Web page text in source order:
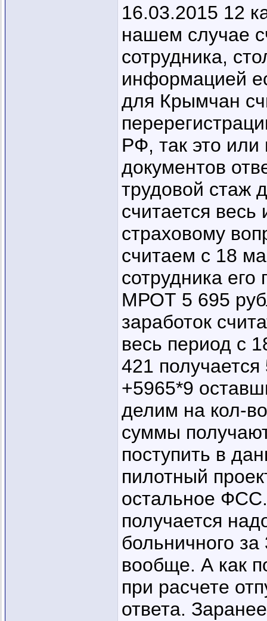
16.03.2015 12
нашем случае
сотрудника,
информацией
для Крымчан
РФ, так это или
документов
трудовой стаж
считается весь
страховому
считаем с 18
сотрудника его
МРОТ 5 695
заработок
весь период с
421
+5965*9
делим на кол-
суммы
поступить в
пилотный
остальное
получается
больничного
вообще. А как
при расчете
ответа.